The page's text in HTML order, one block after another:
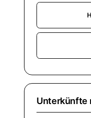
Unterkünfte